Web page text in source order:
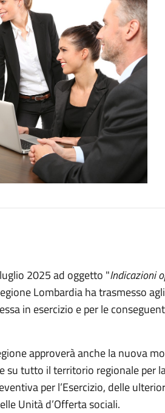
2025 ad oggetto "Indicazioni
Lombardia ha trasmesso
in esercizio e per le
approverà anche la nuova
tutto il territorio regionale per
per l’Esercizio, delle
Unità d’Offerta sociali.